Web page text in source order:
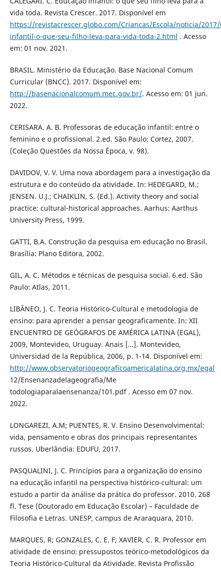
vida toda. Revista Crescer. 2017. Disponível em
https://revistacrescer.globo.com/Criancas/Escola/noticia/
infantil-o-que-seu-filho-leva-para-vida-toda-2.html . Acesso
em: 01 nov. 2021.
BRASIL. Ministério da Educação. Base Nacional Comum
Curricular (BNCC). 2017. Disponível em:
http://basenacionalcomum.mec.gov.br/. Acesso em: 01 jun.
2022.
CERISARA. A. B. Professoras de educação infantil: entre o
feminino e o profissional. 2.ed. São Paulo: Cortez, 2007.
(Coleção Questões da Nossa Época, v. 98).
DAVIDOV, V. V. Uma nova abordagem para a investigação da
estrutura e do conteúdo da atividade. In: HEDEGARD, M.;
JENSEN. U.J.; CHAIKLIN, S. (Ed.). Activity theory and social
practice: cultural-historical approaches. Aarhus: Aarthus
University Press, 1999.
GATTI, B.A. Construção da pesquisa em educação no Brasil.
Brasília: Plano Editora, 2002.
GIL, A. C. Métodos e técnicas de pesquisa social. 6.ed. São
Paulo: Atlas, 2011.
LIBÂNEO, J. C. Teoria Histórico-Cultural e metodologia de
ensino: para aprender a pensar geograficamente. In: XII
ENCUENTRO DE GEÓGRAFOS DE AMÉRICA LATINA (EGAL),
2009, Montevideo, Uruguay. Anais [...]. Montevideo,
Universidad de la República, 2006, p. 1-14. Disponível em:
http://www.observatoriogeograficoamericalatina.org.mx/egal
12/Ensenanzadelageografia/Me
todologiaparalaensenanza/101.pdf . Acesso em 07 nov.
2022.
LONGAREZI, A.M; PUENTES, R. V. Ensino Desenvolvimental:
vida, pensamento e obras dos principais representantes
russos. Uberlândia: EDUFU, 2017.
PASQUALINI, J. C. Princípios para a organização do ensino
na educação infantil na perspectiva histórico-cultural: um
estudo a partir da análise da prática do professor. 2010. 268
fl. Tese (Doutorado em Educação Escolar) – Faculdade de
Filosofia e Letras. UNESP, campus de Araraquara, 2010.
MARQUES, R; GONZALES, C. E. F; XAVIER, C. R. Professor em
atividade de ensino: pressupostos teórico-metodológicos da
Teoria Histórico-Cultural da Atividade. Revista Profissão